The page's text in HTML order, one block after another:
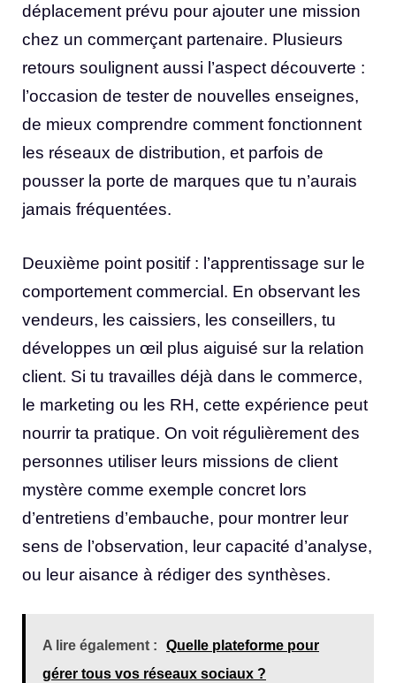
déplacement prévu pour ajouter une mission
chez un commerçant partenaire. Plusieurs
retours soulignent aussi l’aspect découverte :
l’occasion de tester de nouvelles enseignes,
de mieux comprendre comment fonctionnent
les réseaux de distribution, et parfois de
pousser la porte de marques que tu n’aurais
jamais fréquentées.
Deuxième point positif : l’apprentissage sur le
comportement commercial. En observant les
vendeurs, les caissiers, les conseillers, tu
développes un œil plus aiguisé sur la relation
client. Si tu travailles déjà dans le commerce,
le marketing ou les RH, cette expérience peut
nourrir ta pratique. On voit régulièrement des
personnes utiliser leurs missions de client
mystère comme exemple concret lors
d’entretiens d’embauche, pour montrer leur
sens de l’observation, leur capacité d’analyse,
ou leur aisance à rédiger des synthèses.
A lire également :
Quelle plateforme pour
gérer tous vos réseaux sociaux ?